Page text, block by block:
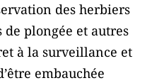
des herbiers
plongée et autres
à la surveillance et
embauchée